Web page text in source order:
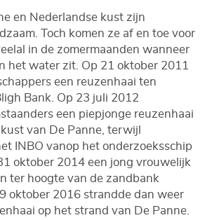
en Nederlandse kust zijn
Toch komen ze af en toe voor
in de zomermaanden wanneer
het water zit. Op 21 oktober 2011
een reuzenhaai ten
Bank. Op 23 juli 2012
een piepjonge reuzenhaai
van De Panne, terwijl
INBO vanop het onderzoeksschip
oktober 2014 een jong vrouwelijk
ter hoogte van de zandbank
oktober 2016 strandde dan weer
op het strand van De Panne.